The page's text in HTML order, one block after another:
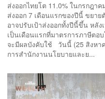
ส่งออกไทยโต 11.0% ในกรกฎา
ส่งออก 7 เดือนแรกของปีนี้ ขยา
อาจปรับเป้าส่งออกทั้งปีนี้ขึ้น หลั
เป็นเดือนแรกที่มาตรการภาษีตอ
จะมีผลบังคับใช้ วันนี้ (25 สิงห
การสำนักงานนโยบายและย...